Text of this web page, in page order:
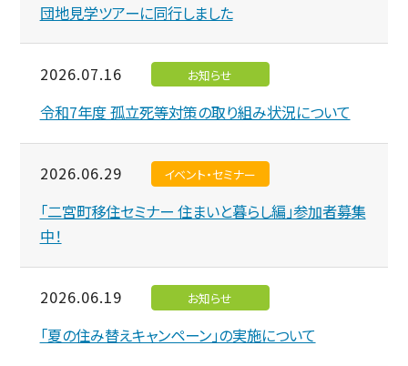
団地見学ツアーに同行しました
2026.07.16 お知らせ
令和7年度 孤立死等対策の取り組み状況について
2026.06.29 イベント・セミナー
「二宮町移住セミナー 住まいと暮らし編」参加者募集
中！
2026.06.19 お知らせ
「夏の住み替えキャンペーン」の実施について